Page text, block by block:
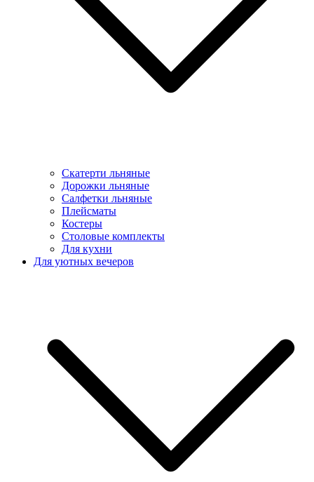
Скатерти льняные
Дорожки льняные
Салфетки льняные
Плейсматы
Костеры
Столовые комплекты
Для кухни
Для уютных вечеров